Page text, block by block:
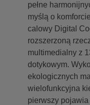
pełne
myślą o
calowy Digital
rozszerzoną
multimedialny z
dotykowym.
ekologicznych
wielofunkcyjna
pierwszy